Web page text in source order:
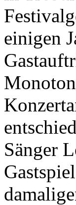
einigen
Sänger